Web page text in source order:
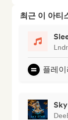
최근 이 아티
플레